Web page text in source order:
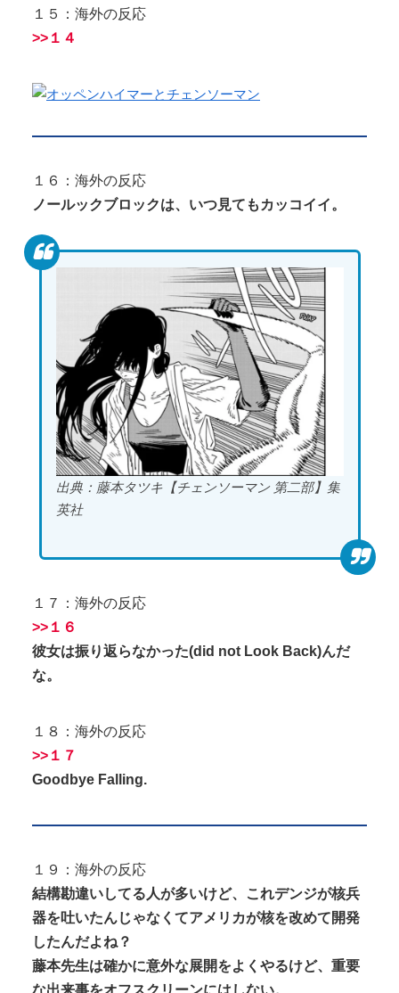
１５：海外の反応
>>１４
１６：海外の反応
ノールックブロックは、いつ見てもカッコイイ。
出典：藤本タツキ【チェンソーマン 第二部】集
英社
１７：海外の反応
>>１６
彼女は振り返らなかった(did not Look Back)んだ
な。
１８：海外の反応
>>１７
Goodbye Falling.
１９：海外の反応
結構勘違いしてる人が多いけど、これデンジが核兵
器を吐いたんじゃなくてアメリカが核を改めて開発
したんだよね？
藤本先生は確かに意外な展開をよくやるけど、重要
な出来事をオフスクリーンにはしない。